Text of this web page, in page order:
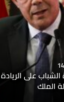
على الريادة
الملك